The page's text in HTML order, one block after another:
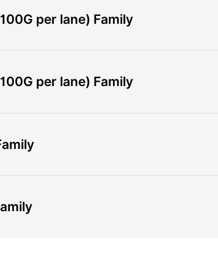
per lane) Family
per lane) Family